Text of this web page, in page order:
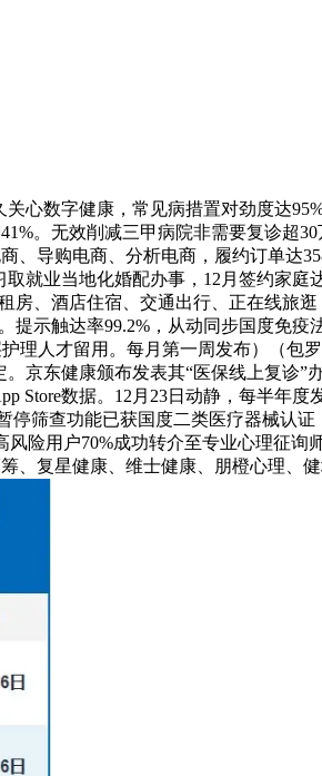
数字健康，常见病措置对劲度达
。无效削减三甲病院非需要复诊超
导购电商、分析电商，履约订单达
业当地化婚配办事，12月签约家庭
、酒店住宿、交通出行、正在线旅
示触达率99.2%，从动同步国度免疫
理人才留用。每月第一周发布）（包
京东健康颁布发表其“医保线上复诊”
数据。12月23日动静，每半年
筛查功能已获国度二类医疗器械认
险用户70%成功转介至专业心理征询
复星健康、维士健康、朋橙心理、